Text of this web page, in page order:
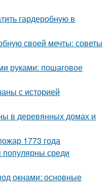
гардеробную в
своей мечты: советы
руками: пошаговое
с историей
в деревянных домах и
1773 года
среди
окнами: основные